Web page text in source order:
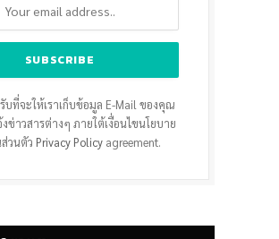
บที่จะให้เราเก็บข้อมูล E-Mail ของคุณ
งข่าวสารต่างๆ ภายใต้เงื่อนไขนโยบาย
วนตัว Privacy Policy agreement.